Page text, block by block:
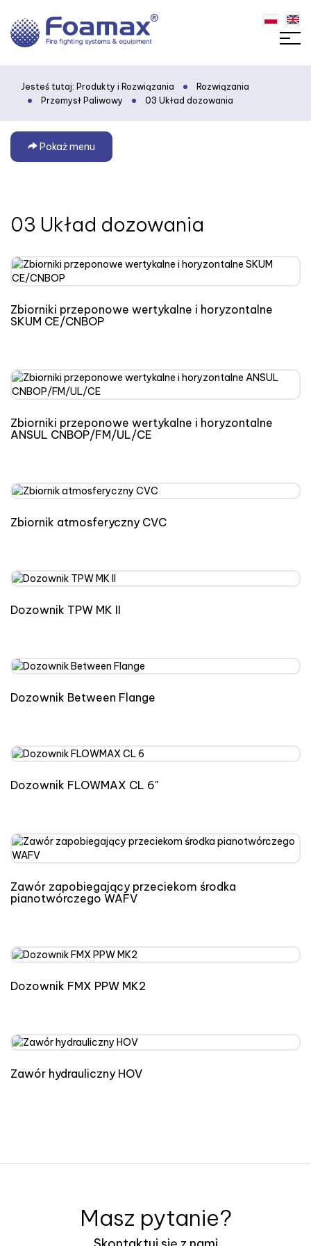
Jesteś tutaj: Produkty i Rozwiązania
Rozwiązania
Przemysł Paliwowy
03 Układ dozowania
Pokaż menu
03 Układ dozowania
Zbiorniki przeponowe wertykalne i horyzontalne
SKUM CE/CNBOP
Zbiorniki przeponowe wertykalne i horyzontalne
ANSUL CNBOP/FM/UL/CE
Zbiornik atmosferyczny CVC
Dozownik TPW MK II
Dozownik Between Flange
Dozownik FLOWMAX CL 6"
Zawór zapobiegający przeciekom środka
pianotwórczego WAFV
Dozownik FMX PPW MK2
Zawór hydrauliczny HOV
Masz pytanie?